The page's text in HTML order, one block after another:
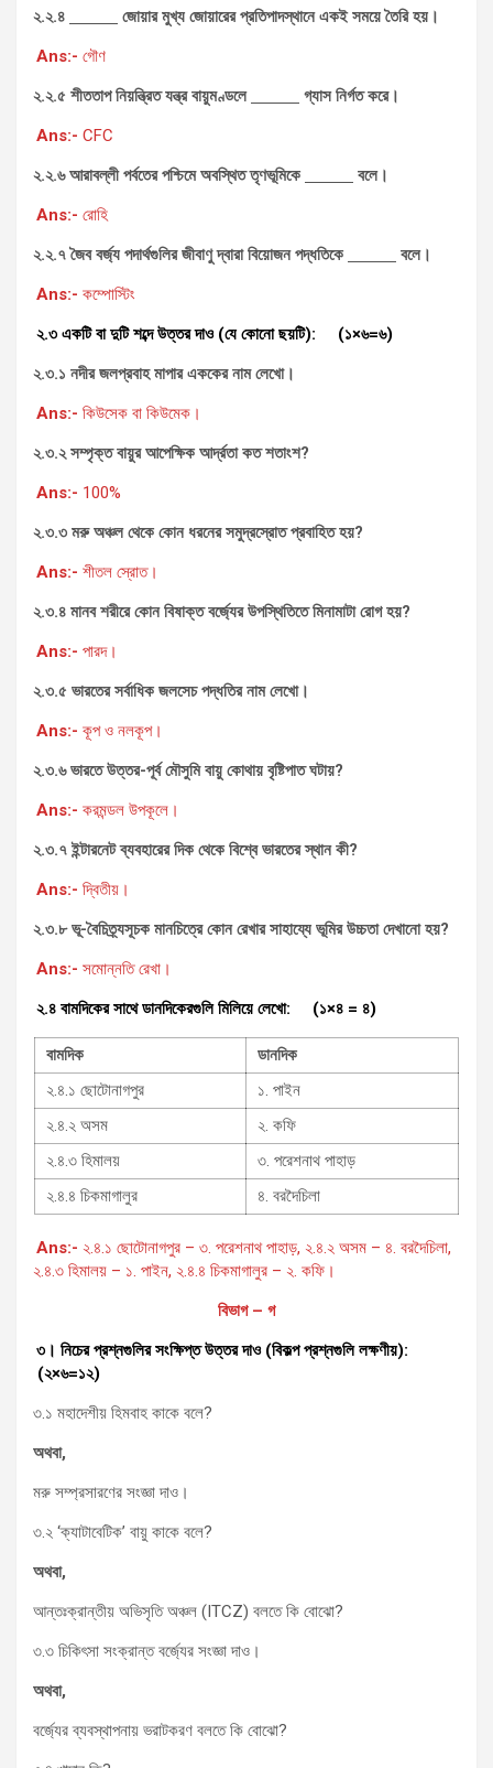
২.২.৪
জোয়ার মুখ্য জোয়ারের প্রতিপাদস্থানে একই সময়ে তৈরি হয় ।
Ans:- গৌণ
২.২.৫ শীততাপ নিয়ন্ত্রিত যন্ত্র বায়ুমণ্ডলে
গ্যাস নির্গত করে।
Ans:- CFC
২.২.৬ আরাবল্লী পর্বতের পশ্চিমে অবস্থিত তৃণভূমিকে
বলে।
Ans:- রোহি
২.২.৭ জৈব বর্জ্য পদার্থগুলির জীবাণু দ্বারা বিয়োজন পদ্ধতিকে
বলে।
Ans:- কম্পোস্টিং
২.৩ একটি বা দুটি শব্দে উত্তর দাও (যে কোনো ছয়টি): (১×৬=৬)
২.৩.১ নদীর জলপ্রবাহ মাপার এককের নাম লেখো।
Ans:- কিউসেক বা কিউমেক।
২.৩.২ সম্পৃক্ত বায়ুর আপেক্ষিক আর্দ্রতা কত শতাংশ?
Ans:- 100%
২.৩.৩ মরু অঞ্চল থেকে কোন ধরনের সমুদ্রস্রোত প্রবাহিত হয়?
Ans:- শীতল স্রোত।
২.৩.৪ মানব শরীরে কোন বিষাক্ত বর্জ্যের উপস্থিতিতে মিনামাটা রোগ হয়?
Ans:- পারদ।
২.৩.৫ ভারতের সর্বাধিক জলসেচ পদ্ধতির নাম লেখো।
Ans:- কূপ ও নলকূপ।
২.৩.৬ ভারতে উত্তর-পূর্ব মৌসুমি বায়ু কোথায় বৃষ্টিপাত ঘটায়?
Ans:- করমন্ডল উপকূলে।
২.৩.৭ ইন্টারনেট ব্যবহারের দিক থেকে বিশ্বে ভারতের স্থান কী?
Ans:- দ্বিতীয়।
২.৩.৮ ভূ-বৈচিত্র্যসূচক মানচিত্রে কোন রেখার সাহায্যে ভূমির উচ্চতা দেখানো হয়?
Ans:- সমোন্নতি রেখা।
২.৪ বামদিকের সাথে ডানদিকেরগুলি মিলিয়ে লেখো: (১×৪ = ৪)
বামদিক
ডানদিক
২.৪.১ ছোটোনাগপুর
১. পাইন
২.৪.২ অসম
২. কফি
২.৪.৩ হিমালয়
৩. পরেশনাথ পাহাড়
২.৪.৪ চিকমাগালুর
৪. বরদৈচিলা
Ans:- ২.৪.১ ছোটোনাগপুর – ৩. পরেশনাথ পাহাড়, ২.৪.২ অসম – ৪. বরদৈচিলা,
২.৪.৩ হিমালয় – ১. পাইন, ২.৪.৪ চিকমাগালুর – ২. কফি।
বিভাগ – গ
৩। নিচের প্রশ্নগুলির সংক্ষিপ্ত উত্তর দাও (বিকল্প প্রশ্নগুলি লক্ষণীয়):
(২×৬=১২)
৩.১ মহাদেশীয় হিমবাহ কাকে বলে?
অথবা,
মরু সম্প্রসারণের সংজ্ঞা দাও।
৩.২ ‘ক্যাটাবেটিক’ বায়ু কাকে বলে?
অথবা,
আন্তঃক্রান্তীয় অভিসৃতি অঞ্চল (ITCZ) বলতে কি বোঝো?
৩.৩ চিকিৎসা সংক্রান্ত বর্জ্যের সংজ্ঞা দাও।
অথবা,
বর্জ্যের ব্যবস্থাপনায় ভরাটকরণ বলতে কি বোঝো?